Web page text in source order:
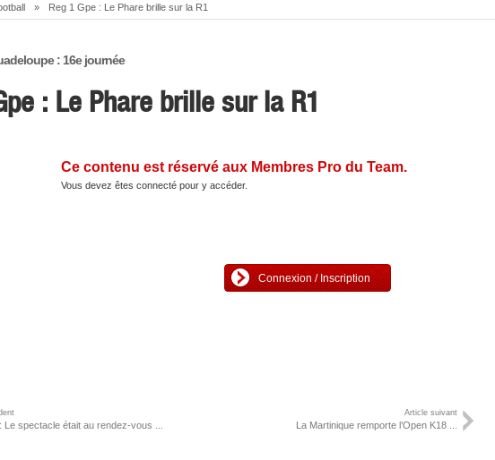
» Reg 1 Gpe : Le Phare brille sur la R1
: 16e journée
: Le Phare brille sur la R1
Ce contenu est réservé aux Membres Pro du Team.
Vous devez êtes connecté pour y accéder.
Connexion / Inscription
Le spectacle était au rendez-vous ...
Article suivant
La Martinique remporte l’Open K18 ...